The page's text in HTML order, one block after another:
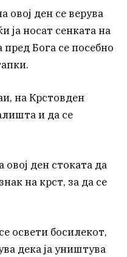
овој ден се верува
ја носат сенката на
пред Бога се посебно
на Крстовден
и да се
овој ден стоката да
на крст, за да се
освети босилекот,
дека ја уништува